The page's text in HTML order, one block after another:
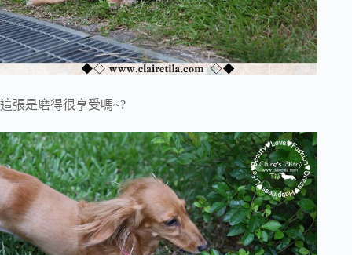
這張是磨得很享受嗎~?